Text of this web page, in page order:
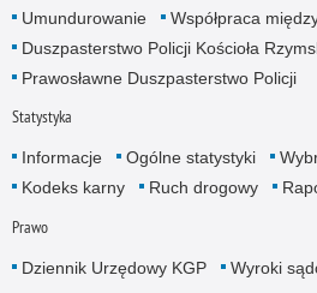
Umundurowanie
Współpraca
Duszpasterstwo Policji Kościoła
Prawosławne Duszpasterstwo Policji
Statystyka
Informacje Ogólne statystyki
Kodeks karny
Ruch drogowy
Prawo
Dziennik Urzędowy KGP Wyroki